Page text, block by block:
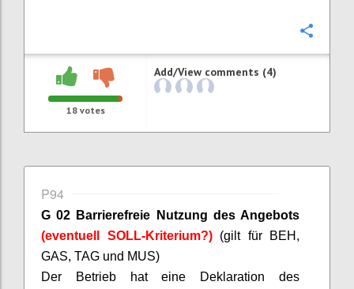
18votes
Add/View comments (4)
P94
G 02 Barrierefreie Nutzung des Angebots
(eventuell SOLL-Kriterium?)(gilt für BEH,
GAS, TAG und MUS)
Der Betrieb hat eine Deklaration des